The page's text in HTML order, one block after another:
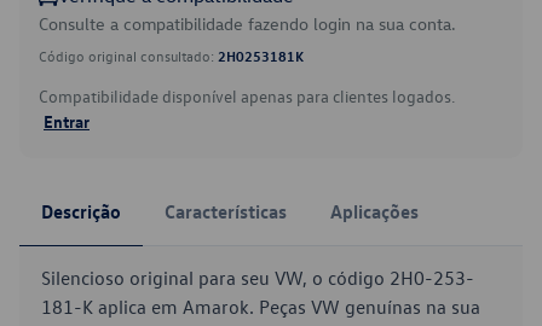
Consulte a compatibilidade fazendo login na sua conta.
Código original consultado: 2H0253181K
Compatibilidade disponível apenas para clientes logados.
Entrar
Descrição Características Aplicações
Silencioso original para seu VW, o código 2H0-253-
181-K aplica em Amarok. Peças VW genuínas na sua